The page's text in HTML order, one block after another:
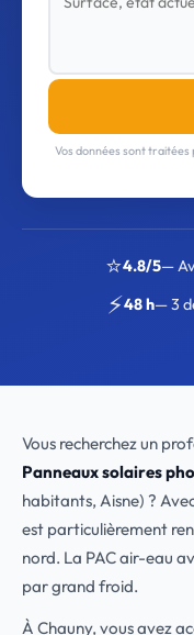
Vos données sont
⭐4.8/5—
⚡48 h— 3
Vous recherchez un
Panneaux solaires
habitants, Aisne) ?
est particulièrement
nord. La PAC air-eau
par grand froid.
À Chauny, vous avez